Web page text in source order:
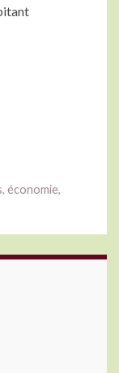
, économie,